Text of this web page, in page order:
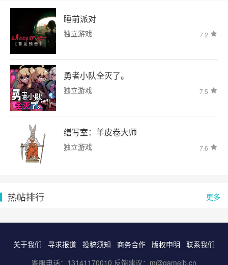
睡前派对
独立游戏 7.2
勇者小队全灭了。
独立游戏 7.5
缮写室：羊皮卷大师
独立游戏 7.6
更多
热帖排行
关于我们 寻求报道 投稿须知 商务合作 版权申明
联系我们
客服电话：13141170010 反馈建议：m@gameib.cn